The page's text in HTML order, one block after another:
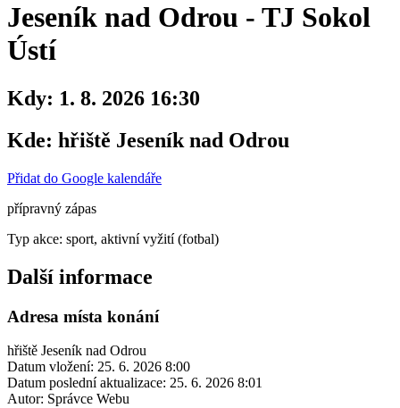
Jeseník nad Odrou - TJ Sokol
Ústí
Kdy: 1. 8. 2026 16:30
Kde: hřiště Jeseník nad Odrou
Přidat do Google kalendáře
přípravný zápas
Typ akce: sport, aktivní vyžití (fotbal)
Další informace
Adresa místa konání
hřiště Jeseník nad Odrou
Datum vložení: 25. 6. 2026 8:00
Datum poslední aktualizace: 25. 6. 2026 8:01
Autor: Správce Webu